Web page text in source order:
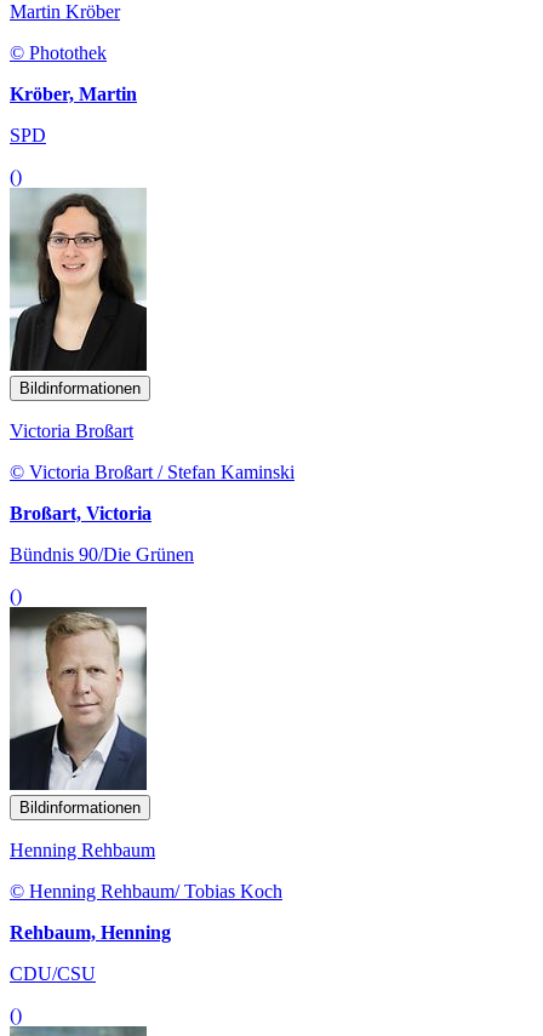
Martin Kröber
© Photothek
Kröber, Martin
SPD
()
Bildinformationen
Victoria Broßart
© Victoria Broßart / Stefan Kaminski
Broßart, Victoria
Bündnis 90/Die Grünen
()
Bildinformationen
Henning Rehbaum
© Henning Rehbaum/ Tobias Koch
Rehbaum, Henning
CDU/CSU
()